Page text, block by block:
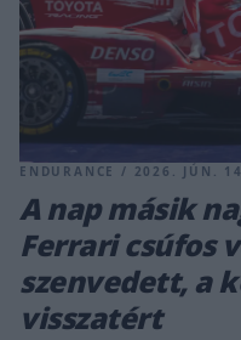
ENDURANCE / 2026. JÚN.
A nap másik
Ferrari csúfos
szenvedett, a
visszatért